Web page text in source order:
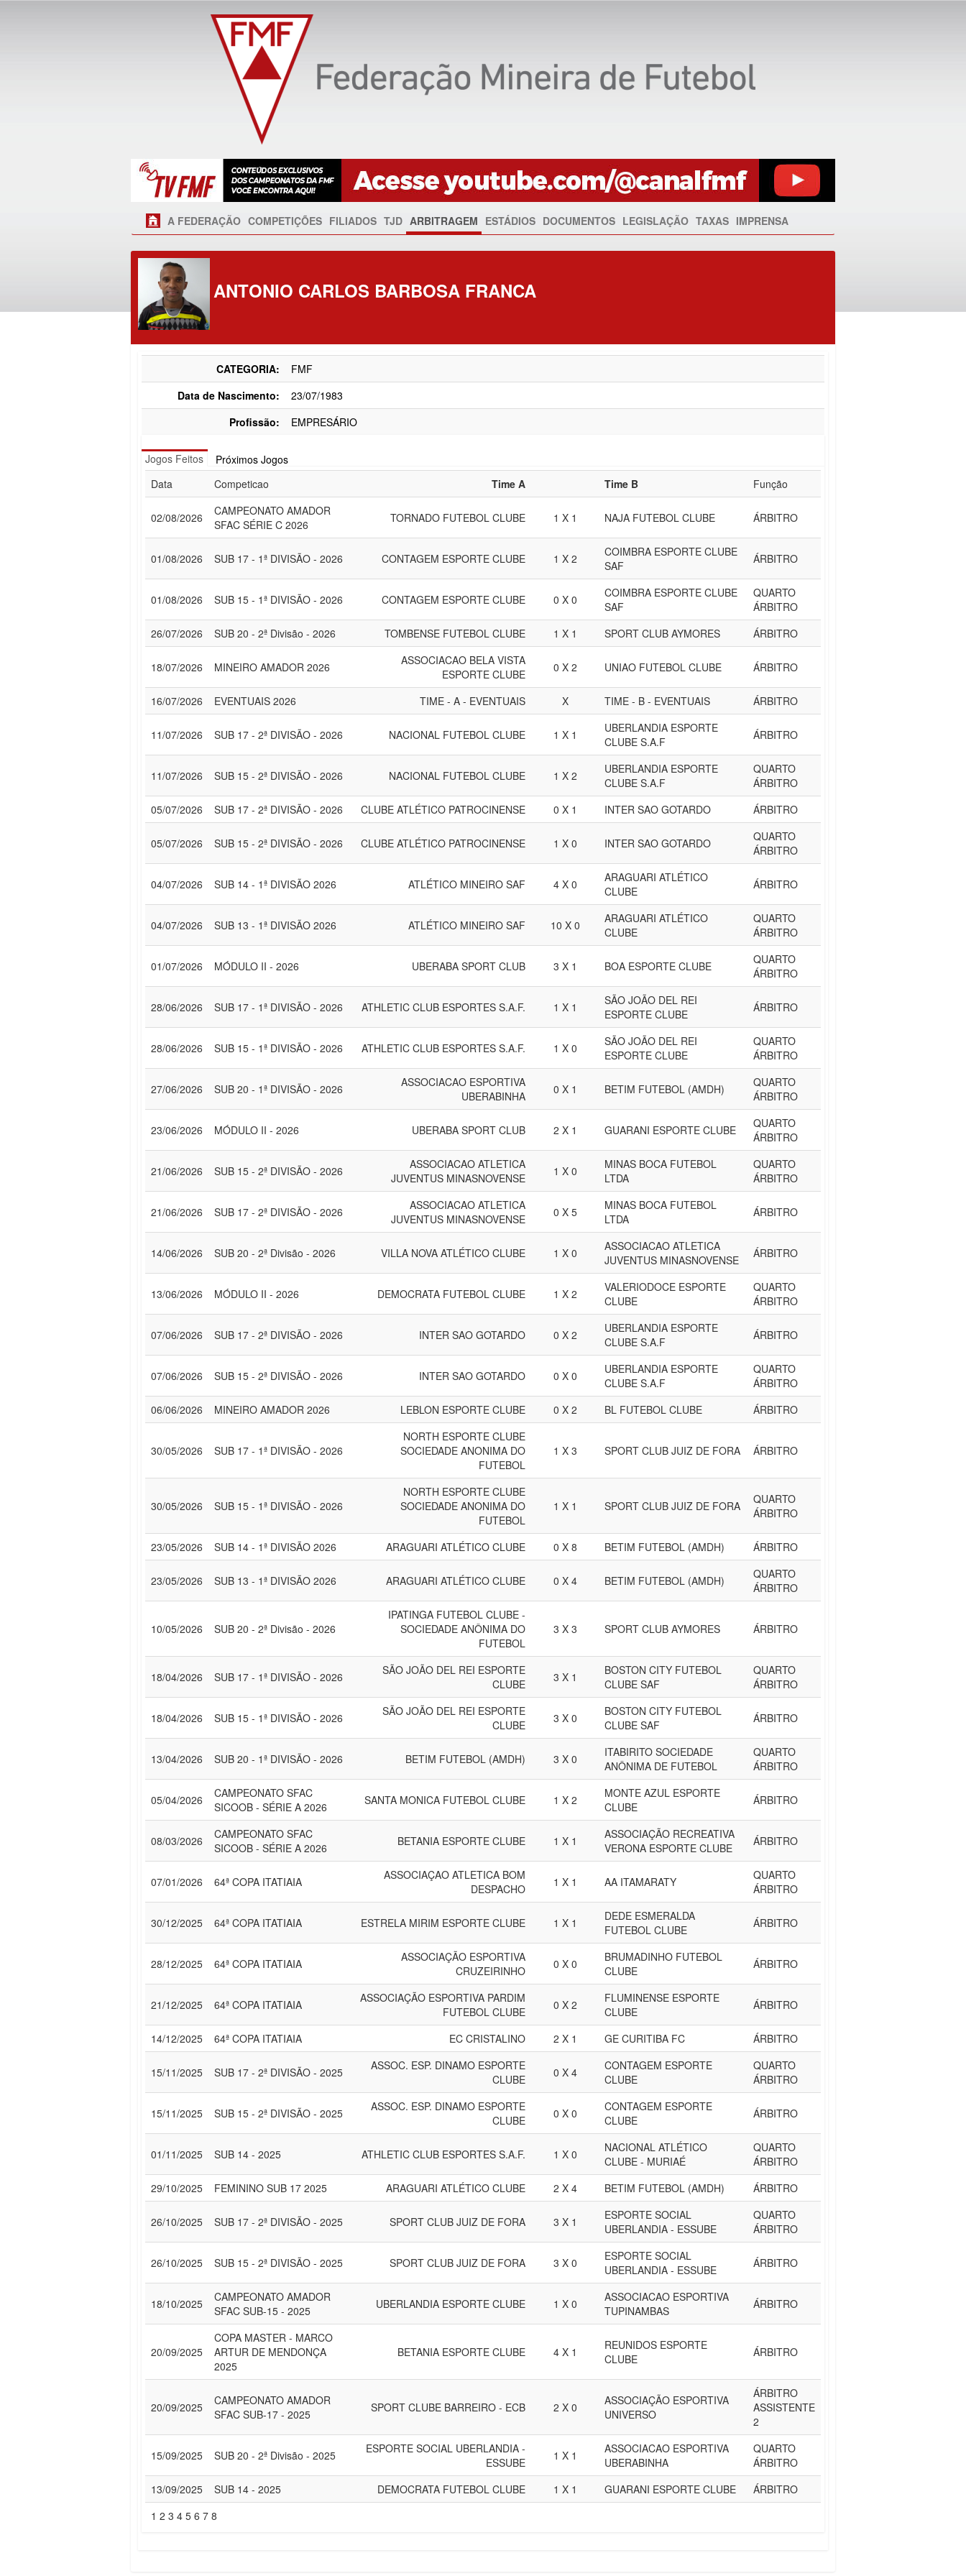
A FEDERAÇÃO COMPETIÇÕES FILIADOS TJD ARBITRAGEM ESTÁDIOS DOCUMENTOS LEGISLAÇÃO TAXAS IMPRENSA
ANTONIO CARLOS BARBOSA FRANCA
CATEGORIA:
FMF
Data de Nascimento:
23/07/1983
Profissão:
EMPRESÁRIO
Jogos Feitos
Próximos Jogos
Data
Competicao Time A Time B Função
02/08/2026
CAMPEONATO AMADOR
SFAC SÉRIE C 2026
TORNADO FUTEBOL CLUBE 1 X 1 NAJA FUTEBOL CLUBE ÁRBITRO
01/08/2026 SUB 17 - 1ª DIVISÃO - 2026 CONTAGEM ESPORTE CLUBE 1 X 2
COIMBRA ESPORTE CLUBE
SAF
ÁRBITRO
01/08/2026 SUB 15 - 1ª DIVISÃO - 2026 CONTAGEM ESPORTE CLUBE 0 X 0
COIMBRA ESPORTE CLUBE
SAF
QUARTO
ÁRBITRO
26/07/2026
SUB 20 - 2ª Divisão - 2026 TOMBENSE FUTEBOL CLUBE 1 X 1 SPORT CLUB AYMORES ÁRBITRO
18/07/2026 MINEIRO AMADOR 2026
ASSOCIACAO BELA VISTA
ESPORTE CLUBE
0 X 2 UNIAO FUTEBOL CLUBE ÁRBITRO
16/07/2026 EVENTUAIS 2026 TIME - A - EVENTUAIS X TIME - B - EVENTUAIS ÁRBITRO
11/07/2026 SUB 17 - 2ª DIVISÃO - 2026 NACIONAL FUTEBOL CLUBE 1 X 1
UBERLANDIA ESPORTE
CLUBE S.A.F
ÁRBITRO
11/07/2026 SUB 15 - 2ª DIVISÃO - 2026 NACIONAL FUTEBOL CLUBE 1 X 2
UBERLANDIA ESPORTE
CLUBE S.A.F
QUARTO
ÁRBITRO
05/07/2026
SUB 17 - 2ª DIVISÃO - 2026 CLUBE ATLÉTICO PATROCINENSE 0 X 1 INTER SAO GOTARDO ÁRBITRO
05/07/2026 SUB 15 - 2ª DIVISÃO - 2026 CLUBE ATLÉTICO PATROCINENSE 1 X 0 INTER SAO GOTARDO
QUARTO
ÁRBITRO
04/07/2026 SUB 14 - 1ª DIVISÃO 2026 ATLÉTICO MINEIRO SAF 4 X 0
ARAGUARI ATLÉTICO
CLUBE
ÁRBITRO
04/07/2026 SUB 13 - 1ª DIVISÃO 2026 ATLÉTICO MINEIRO SAF 10 X 0
ARAGUARI ATLÉTICO
CLUBE
QUARTO
ÁRBITRO
01/07/2026 MÓDULO II - 2026 UBERABA SPORT CLUB 3 X 1 BOA ESPORTE CLUBE
QUARTO
ÁRBITRO
28/06/2026 SUB 17 - 1ª DIVISÃO - 2026 ATHLETIC CLUB ESPORTES S.A.F. 1 X 1
SÃO JOÃO DEL REI
ESPORTE CLUBE
ÁRBITRO
28/06/2026 SUB 15 - 1ª DIVISÃO - 2026 ATHLETIC CLUB ESPORTES S.A.F. 1 X 0
SÃO JOÃO DEL REI
ESPORTE CLUBE
QUARTO
ÁRBITRO
27/06/2026 SUB 20 - 1ª DIVISÃO - 2026
ASSOCIACAO ESPORTIVA
UBERABINHA
0 X 1 BETIM FUTEBOL (AMDH)
QUARTO
ÁRBITRO
23/06/2026 MÓDULO II - 2026 UBERABA SPORT CLUB 2 X 1 GUARANI ESPORTE CLUBE
QUARTO
ÁRBITRO
21/06/2026 SUB 15 - 2ª DIVISÃO - 2026
ASSOCIACAO ATLETICA
JUVENTUS MINASNOVENSE
1 X 0
MINAS BOCA FUTEBOL
LTDA
QUARTO
ÁRBITRO
21/06/2026 SUB 17 - 2ª DIVISÃO - 2026
ASSOCIACAO ATLETICA
JUVENTUS MINASNOVENSE
0 X 5
MINAS BOCA FUTEBOL
LTDA
ÁRBITRO
14/06/2026 SUB 20 - 2ª Divisão - 2026 VILLA NOVA ATLÉTICO CLUBE 1 X 0
ASSOCIACAO ATLETICA
JUVENTUS MINASNOVENSE
ÁRBITRO
13/06/2026 MÓDULO II - 2026 DEMOCRATA FUTEBOL CLUBE 1 X 2
VALERIODOCE ESPORTE
CLUBE
QUARTO
ÁRBITRO
07/06/2026 SUB 17 - 2ª DIVISÃO - 2026 INTER SAO GOTARDO 0 X 2
UBERLANDIA ESPORTE
CLUBE S.A.F
ÁRBITRO
07/06/2026 SUB 15 - 2ª DIVISÃO - 2026 INTER SAO GOTARDO 0 X 0
UBERLANDIA ESPORTE
CLUBE S.A.F
QUARTO
ÁRBITRO
06/06/2026
MINEIRO AMADOR 2026 LEBLON ESPORTE CLUBE 0 X 2 BL FUTEBOL CLUBE ÁRBITRO
30/05/2026 SUB 17 - 1ª DIVISÃO - 2026
NORTH ESPORTE CLUBE
SOCIEDADE ANONIMA DO
FUTEBOL
1 X 3 SPORT CLUB JUIZ DE FORA ÁRBITRO
30/05/2026 SUB 15 - 1ª DIVISÃO - 2026
NORTH ESPORTE CLUBE
SOCIEDADE ANONIMA DO
FUTEBOL
1 X 1 SPORT CLUB JUIZ DE FORA
QUARTO
ÁRBITRO
23/05/2026 SUB 14 - 1ª DIVISÃO 2026 ARAGUARI ATLÉTICO CLUBE 0 X 8 BETIM FUTEBOL (AMDH) ÁRBITRO
23/05/2026 SUB 13 - 1ª DIVISÃO 2026 ARAGUARI ATLÉTICO CLUBE 0 X 4 BETIM FUTEBOL (AMDH)
QUARTO
ÁRBITRO
10/05/2026 SUB 20 - 2ª Divisão - 2026
IPATINGA FUTEBOL CLUBE -
SOCIEDADE ANÔNIMA DO
FUTEBOL
3 X 3 SPORT CLUB AYMORES ÁRBITRO
18/04/2026 SUB 17 - 1ª DIVISÃO - 2026
SÃO JOÃO DEL REI ESPORTE
CLUBE
3 X 1
BOSTON CITY FUTEBOL
CLUBE SAF
QUARTO
ÁRBITRO
18/04/2026 SUB 15 - 1ª DIVISÃO - 2026
SÃO JOÃO DEL REI ESPORTE
CLUBE
3 X 0
BOSTON CITY FUTEBOL
CLUBE SAF
ÁRBITRO
13/04/2026 SUB 20 - 1ª DIVISÃO - 2026 BETIM FUTEBOL (AMDH) 3 X 0
ITABIRITO SOCIEDADE
ANÔNIMA DE FUTEBOL
QUARTO
ÁRBITRO
05/04/2026
CAMPEONATO SFAC
SICOOB - SÉRIE A 2026
SANTA MONICA FUTEBOL CLUBE 1 X 2
MONTE AZUL ESPORTE
CLUBE
ÁRBITRO
08/03/2026
CAMPEONATO SFAC
SICOOB - SÉRIE A 2026
BETANIA ESPORTE CLUBE 1 X 1
ASSOCIAÇÃO RECREATIVA
VERONA ESPORTE CLUBE
ÁRBITRO
07/01/2026 64ª COPA ITATIAIA
ASSOCIAÇAO ATLETICA BOM
DESPACHO
1 X 1 AA ITAMARATY
QUARTO
ÁRBITRO
30/12/2025 64ª COPA ITATIAIA ESTRELA MIRIM ESPORTE CLUBE 1 X 1
DEDE ESMERALDA
FUTEBOL CLUBE
ÁRBITRO
28/12/2025 64ª COPA ITATIAIA
ASSOCIAÇÃO ESPORTIVA
CRUZEIRINHO
0 X 0
BRUMADINHO FUTEBOL
CLUBE
ÁRBITRO
21/12/2025 64ª COPA ITATIAIA
ASSOCIAÇÃO ESPORTIVA PARDIM
FUTEBOL CLUBE
0 X 2
FLUMINENSE ESPORTE
CLUBE
ÁRBITRO
14/12/2025 64ª COPA ITATIAIA EC CRISTALINO 2 X 1 GE CURITIBA FC ÁRBITRO
15/11/2025 SUB 17 - 2ª DIVISÃO - 2025
ASSOC. ESP. DINAMO ESPORTE
CLUBE
0 X 4
CONTAGEM ESPORTE
CLUBE
QUARTO
ÁRBITRO
15/11/2025 SUB 15 - 2ª DIVISÃO - 2025
ASSOC. ESP. DINAMO ESPORTE
CLUBE
0 X 0
CONTAGEM ESPORTE
CLUBE
ÁRBITRO
01/11/2025 SUB 14 - 2025 ATHLETIC CLUB ESPORTES S.A.F. 1 X 0
NACIONAL ATLÉTICO
CLUBE - MURIAÉ
QUARTO
ÁRBITRO
29/10/2025
FEMININO SUB 17 2025 ARAGUARI ATLÉTICO CLUBE 2 X 4 BETIM FUTEBOL (AMDH) ÁRBITRO
26/10/2025 SUB 17 - 2ª DIVISÃO - 2025 SPORT CLUB JUIZ DE FORA 3 X 1
ESPORTE SOCIAL
UBERLANDIA - ESSUBE
QUARTO
ÁRBITRO
26/10/2025 SUB 15 - 2ª DIVISÃO - 2025 SPORT CLUB JUIZ DE FORA 3 X 0
ESPORTE SOCIAL
UBERLANDIA - ESSUBE
ÁRBITRO
18/10/2025
CAMPEONATO AMADOR
SFAC SUB-15 - 2025
UBERLANDIA ESPORTE CLUBE 1 X 0
ASSOCIACAO ESPORTIVA
TUPINAMBAS
ÁRBITRO
20/09/2025
COPA MASTER - MARCO
ARTUR DE MENDONÇA
2025
BETANIA ESPORTE CLUBE 4 X 1
REUNIDOS ESPORTE
CLUBE
ÁRBITRO
20/09/2025
CAMPEONATO AMADOR
SFAC SUB-17 - 2025
SPORT CLUBE BARREIRO - ECB 2 X 0
ASSOCIAÇÃO ESPORTIVA
UNIVERSO
ÁRBITRO
ASSISTENTE
2
15/09/2025 SUB 20 - 2ª Divisão - 2025
ESPORTE SOCIAL UBERLANDIA -
ESSUBE
1 X 1
ASSOCIACAO ESPORTIVA
UBERABINHA
QUARTO
ÁRBITRO
13/09/2025
SUB 14 - 2025 DEMOCRATA FUTEBOL CLUBE 1 X 1 GUARANI ESPORTE CLUBE
ÁRBITRO
1 2 3 4 5 6 7 8